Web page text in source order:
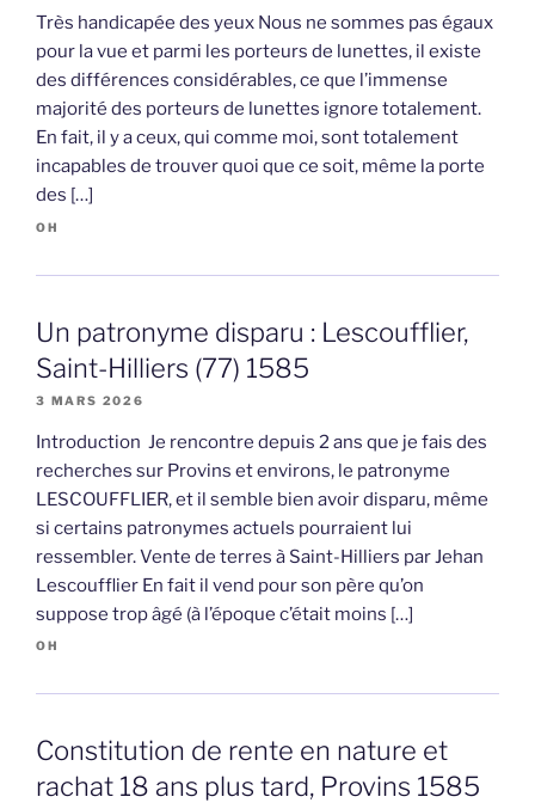
Très handicapée des yeux Nous ne sommes pas égaux
pour la vue et parmi les porteurs de lunettes, il existe
des différences considérables, ce que l’immense
majorité des porteurs de lunettes ignore totalement.
En fait, il y a ceux, qui comme moi, sont totalement
incapables de trouver quoi que ce soit, même la porte
des […]
OH
Un patronyme disparu : Lescoufflier,
Saint-Hilliers (77) 1585
3 MARS 2026
Introduction Je rencontre depuis 2 ans que je fais des
recherches sur Provins et environs, le patronyme
LESCOUFFLIER, et il semble bien avoir disparu, même
si certains patronymes actuels pourraient lui
ressembler. Vente de terres à Saint-Hilliers par Jehan
Lescoufflier En fait il vend pour son père qu’on
suppose trop âgé (à l’époque c’était moins […]
OH
Constitution de rente en nature et
rachat 18 ans plus tard, Provins 1585